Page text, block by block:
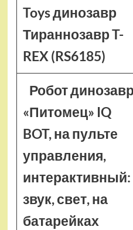
Toys динозавр
Тираннозавр T-
REX (RS6185)
Робот динозавр
«Питомец» IQ
BOT, на пульте
управления,
интерактивный:
звук, свет, на
батарейках